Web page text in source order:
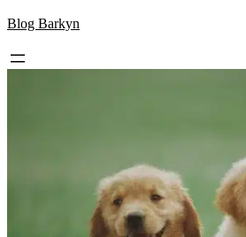
Skip
content
Blog Barkyn